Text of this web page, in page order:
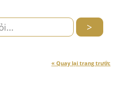
>
« Quay lại trang trước